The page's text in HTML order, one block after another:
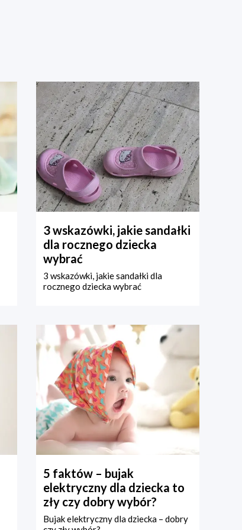
3 wskazówki, jakie sandałki
dla rocznego dziecka
wybrać
3 wskazówki, jakie sandałki dla
rocznego dziecka wybrać
5 faktów – bujak
elektryczny dla dziecka to
zły czy dobry wybór?
Bujak elektryczny dla dziecka – dobry